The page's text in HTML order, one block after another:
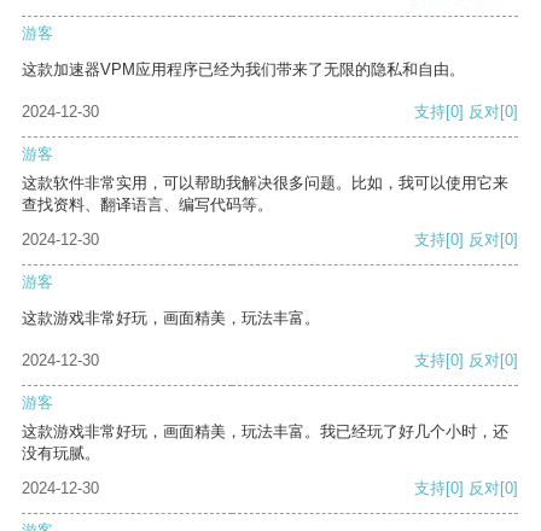
游客
这款加速器VPM应用程序已经为我们带来了无限的隐私和自由。
2024-12-30 支持[0] 反对[0]
游客
这款软件非常实用，可以帮助我解决很多问题。比如，我可以使用它来
查找资料、翻译语言、编写代码等。
2024-12-30
支持[0] 反对[0]
游客
这款游戏非常好玩，画面精美，玩法丰富。
2024-12-30 支持[0] 反对[0]
游客
这款游戏非常好玩，画面精美，玩法丰富。我已经玩了好几个小时，还
没有玩腻。
2024-12-30
支持[0] 反对[0]